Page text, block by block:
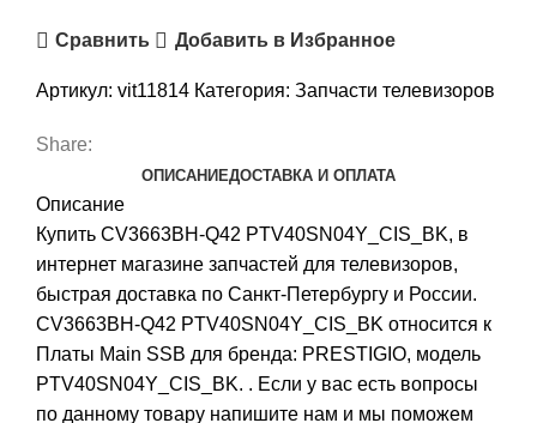
Сравнить Добавить в Избранное
Артикул: vit11814 Категория: Запчасти телевизоров
Share:
ОПИСАНИЕДОСТАВКА И ОПЛАТА
Описание
Купить CV3663BH-Q42 PTV40SN04Y_CIS_BK, в
интернет магазине запчастей для телевизоров,
быстрая доставка по Санкт-Петербургу и России.
CV3663BH-Q42 PTV40SN04Y_CIS_BK относится к
Платы Main SSB для бренда: PRESTIGIO, модель
PTV40SN04Y_CIS_BK. . Если у вас есть вопросы
по данному товару напишите нам и мы поможем